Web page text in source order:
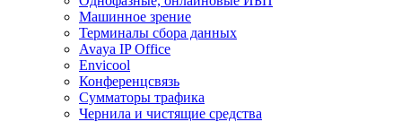
Машинное зрение
Терминалы сбора данных
Avaya IP Office
Envicool
Конференцсвязь
Сумматоры трафика
Чернила и чистящие средства